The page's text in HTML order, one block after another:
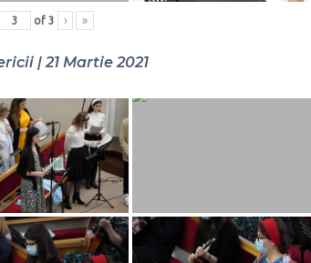
of 3 › »
| 21 Martie 2021